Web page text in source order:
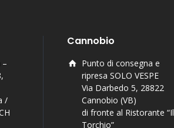
–
/
Cannobio
Punto di consegna e
ripresa SOLO VESPE
Via Darbedo 5, 28822
Cannobio (VB)
di fronte al Ristorante “Il
Torchio”